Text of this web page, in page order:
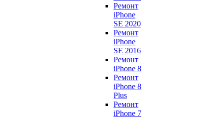
Ремонт
iPhone
SE 2020
Ремонт
iPhone
SE 2016
Ремонт
iPhone 8
Ремонт
iPhone 8
Plus
Ремонт
iPhone 7